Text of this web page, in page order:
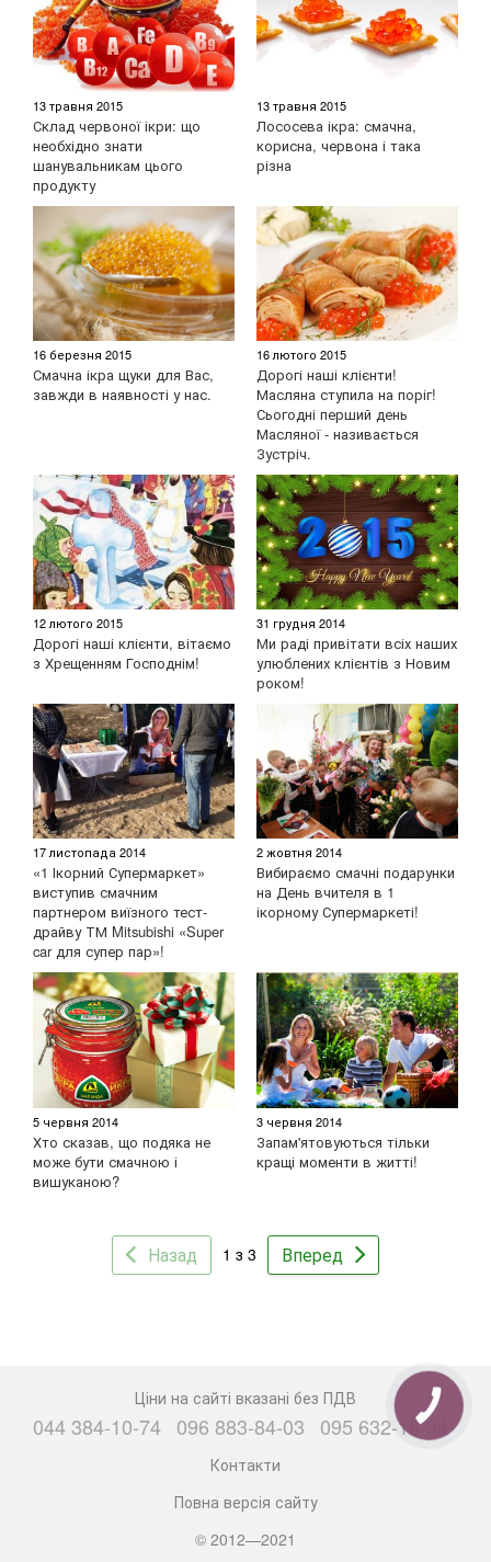
13 травня 2015
Склад червоної ікри: що
необхідно знати
шанувальникам цього
продукту
13 травня 2015
Лососева ікра: смачна,
корисна, червона і така
різна
16 березня 2015
Смачна ікра щуки для Вас,
завжди в наявності у нас.
16 лютого 2015
Дорогі наші клієнти!
Масляна ступила на поріг!
Сьогодні перший день
Масляної - називається
Зустріч.
12 лютого 2015
Дорогі наші клієнти, вітаємо
з Хрещенням Господнім!
31 грудня 2014
Ми раді привітати всіх наших
улюблених клієнтів з Новим
роком!
17 листопада 2014
«1 Ікорний Супермаркет»
виступив смачним
партнером виїзного тест-
драйву ТМ Mitsubishi «Super
car для супер пар»!
2 жовтня 2014
Вибираємо смачні подарунки
на День вчителя в 1
ікорному Супермаркеті!
5 червня 2014
Хто сказав, що подяка не
може бути смачною і
вишуканою?
3 червня 2014
Запам'ятовуються тільки
кращі моменти в житті!
Назад 1 з 3 Вперед
Ціни на сайті вказані без ПДВ
044 384-10-74 096 883-84-03 095 632-18-34
Контакти
Повна версія сайту
© 2012—2021
КНОПКА
ЗВ'ЯЗКУ